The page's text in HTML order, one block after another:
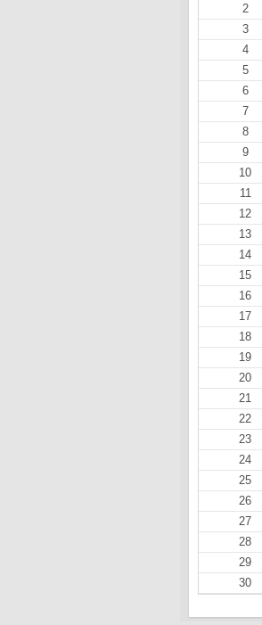
2
3
4
5
6
7
8
9
10
11
12
13
14
15
16
17
18
19
20
21
22
23
24
25
26
27
28
29
30